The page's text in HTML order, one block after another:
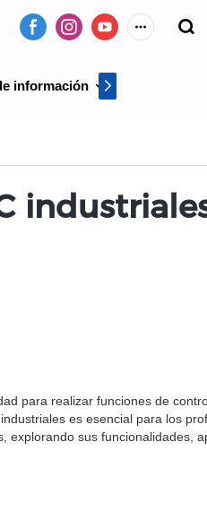
información
para realizar funciones de
es esencial para los
explorando sus funcionalidades,